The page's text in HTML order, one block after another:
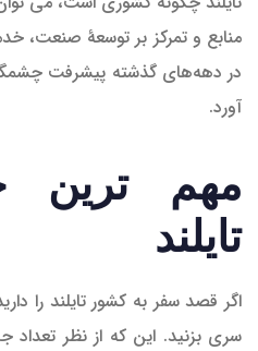
منابع و تمرکز بر توسعهٔ صنعت،
در دهه‌های گذشته پیشرفت
آورد.
مهم ترین
تایلند
اگر قصد سفر به کشور تایلند را
سری بزنید. این که از نظر تعداد